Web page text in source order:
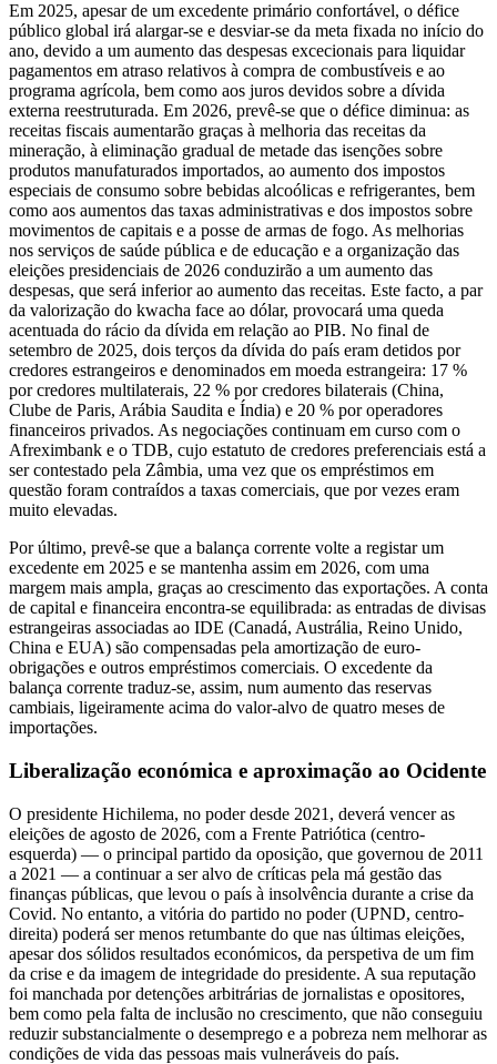
Em 2025, apesar de um excedente primário confortável, o défice
público global irá alargar-se e desviar-se da meta fixada no início do
ano, devido a um aumento das despesas excecionais para liquidar
pagamentos em atraso relativos à compra de combustíveis e ao
programa agrícola, bem como aos juros devidos sobre a dívida
externa reestruturada. Em 2026, prevê-se que o défice diminua: as
receitas fiscais aumentarão graças à melhoria das receitas da
mineração, à eliminação gradual de metade das isenções sobre
produtos manufaturados importados, ao aumento dos impostos
especiais de consumo sobre bebidas alcoólicas e refrigerantes, bem
como aos aumentos das taxas administrativas e dos impostos sobre
movimentos de capitais e a posse de armas de fogo. As melhorias
nos serviços de saúde pública e de educação e a organização das
eleições presidenciais de 2026 conduzirão a um aumento das
despesas, que será inferior ao aumento das receitas. Este facto, a par
da valorização do kwacha face ao dólar, provocará uma queda
acentuada do rácio da dívida em relação ao PIB. No final de
setembro de 2025, dois terços da dívida do país eram detidos por
credores estrangeiros e denominados em moeda estrangeira: 17 %
por credores multilaterais, 22 % por credores bilaterais (China,
Clube de Paris, Arábia Saudita e Índia) e 20 % por operadores
financeiros privados. As negociações continuam em curso com o
Afreximbank e o TDB, cujo estatuto de credores preferenciais está a
ser contestado pela Zâmbia, uma vez que os empréstimos em
questão foram contraídos a taxas comerciais, que por vezes eram
muito elevadas.
Por último, prevê-se que a balança corrente volte a registar um
excedente em 2025 e se mantenha assim em 2026, com uma
margem mais ampla, graças ao crescimento das exportações. A conta
de capital e financeira encontra-se equilibrada: as entradas de divisas
estrangeiras associadas ao IDE (Canadá, Austrália, Reino Unido,
China e EUA) são compensadas pela amortização de euro-
obrigações e outros empréstimos comerciais. O excedente da
balança corrente traduz-se, assim, num aumento das reservas
cambiais, ligeiramente acima do valor-alvo de quatro meses de
importações.
Liberalização económica e aproximação ao Ocidente
O presidente Hichilema, no poder desde 2021, deverá vencer as
eleições de agosto de 2026, com a Frente Patriótica (centro-
esquerda) — o principal partido da oposição, que governou de 2011
a 2021 — a continuar a ser alvo de críticas pela má gestão das
finanças públicas, que levou o país à insolvência durante a crise da
Covid. No entanto, a vitória do partido no poder (UPND, centro-
direita) poderá ser menos retumbante do que nas últimas eleições,
apesar dos sólidos resultados económicos, da perspetiva de um fim
da crise e da imagem de integridade do presidente. A sua reputação
foi manchada por detenções arbitrárias de jornalistas e opositores,
bem como pela falta de inclusão no crescimento, que não conseguiu
reduzir substancialmente o desemprego e a pobreza nem melhorar as
condições de vida das pessoas mais vulneráveis do país.